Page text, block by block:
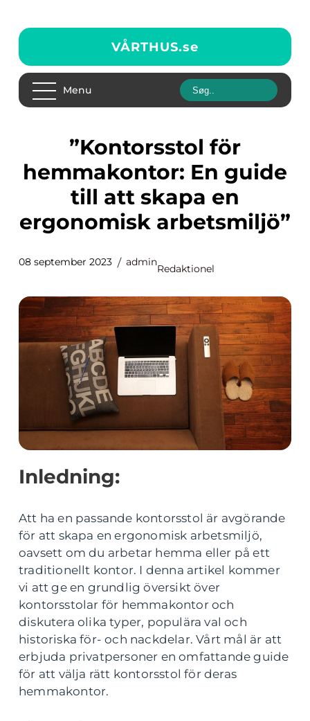
VÅRTHUS.se
Menu
”Kontorsstol för
hemmakontor: En guide
till att skapa en
ergonomisk arbetsmiljö”
08 september 2023 admin
Redaktionel
Inledning:
Att ha en passande kontorsstol är avgörande
för att skapa en ergonomisk arbetsmiljö,
oavsett om du arbetar hemma eller på ett
traditionellt kontor. I denna artikel kommer
vi att ge en grundlig översikt över
kontorsstolar för hemmakontor och
diskutera olika typer, populära val och
historiska för- och nackdelar. Vårt mål är att
erbjuda privatpersoner en omfattande guide
för att välja rätt kontorsstol för deras
hemmakontor.